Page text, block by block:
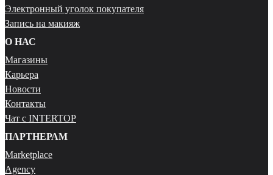
Электронный уголок покупателя
Запись на макияж
О НАС
Магазины
Карьера
Новости
Контакты
Чат с INTERTOP
ПАРТНЕРАМ
Marketplace
Agency